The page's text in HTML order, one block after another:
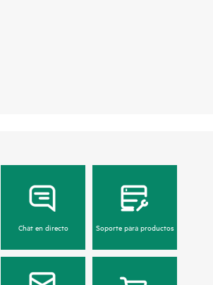
Chat en directo Soporte para productos